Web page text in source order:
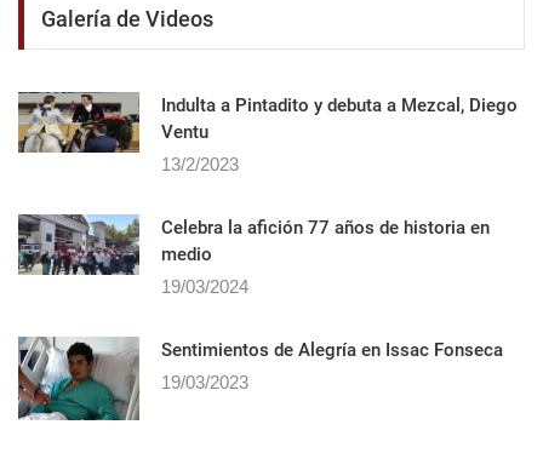
Galería de Videos
Indulta a Pintadito y debuta a Mezcal, Diego
Ventu
13/2/2023
Celebra la afición 77 años de historia en
medio
19/03/2024
Sentimientos de Alegrí­a en Issac Fonseca
19/03/2023